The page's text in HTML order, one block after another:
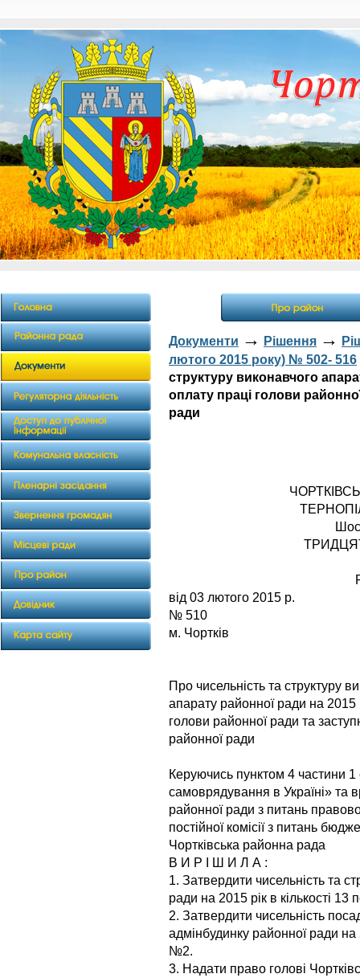
Документи → Рішення →
лютого 2015 року) № 502- 516
структуру виконавчого
оплату праці голови
ради
від 03
№ 510
м. Чортків
Про чисельність та структуру
апарату районної ради на 2015
голови районної ради та
районної ради
Керуючись пунктом 4 частини 1
самоврядування в Україні» та
районної ради з питань
постійної комісії з питань
Чортківська районна рада
В И Р І Ш И Л А :
1. Затвердити чисельність та
ради на 2015 рік в кількості
2. Затвердити чисельність
адмінбудинку районної ради на
№2.
3. Надати право голові